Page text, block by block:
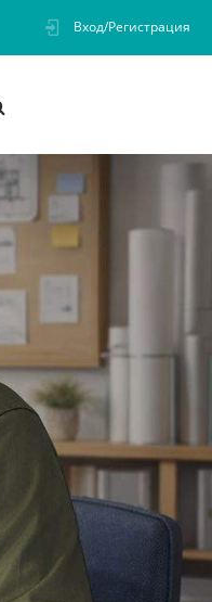
Вход/Регистрация